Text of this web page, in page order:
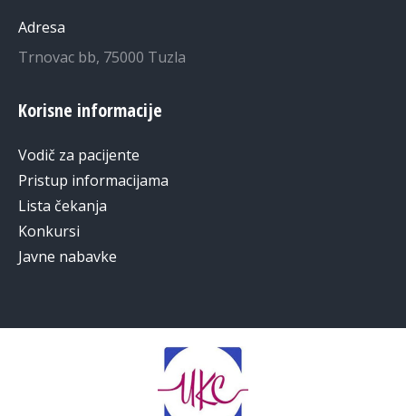
Adresa
Trnovac bb, 75000 Tuzla
Korisne informacije
Vodič za pacijente
Pristup informacijama
Lista čekanja
Konkursi
Javne nabavke